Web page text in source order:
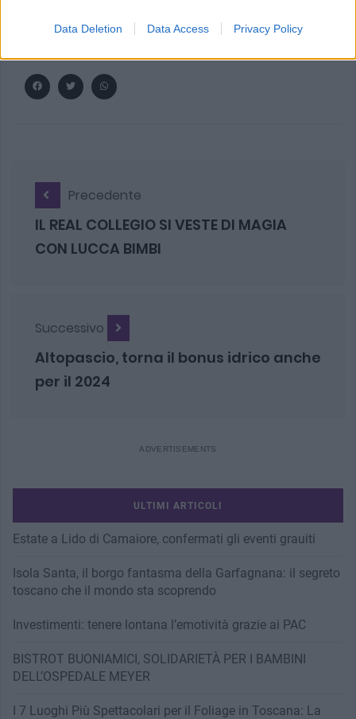
Data Deletion Data Access Privacy Policy
Precedente
IL REAL COLLEGIO SI VESTE DI MAGIA
CON LUCCA BIMBI
Successivo
Altopascio, torna il bonus idrico anche
per il 2024
ULTIMI ARTICOLI
Estate a Lido di Camaiore, confermati gli eventi grauiti
Isola Santa, il borgo fantasma della Garfagnana: il segreto
toscano che il mondo sta scoprendo
Investimenti: tenere lontana l’emotività grazie ai PAC
BISTROT BUONIAMICI, SOLIDARIETÀ PER I BAMBINI
DELL’OSPEDALE MEYER
I 7 Luoghi Più Spettacolari per il Foliage in Toscana: La